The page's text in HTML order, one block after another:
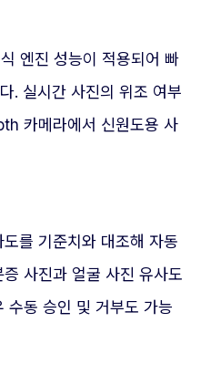
엔진 성능이 적용되어 빠
. 실시간 사진의 위조 여부
카메라에서 신원도용 사
를 기준치와 대조해 자동
사진과 얼굴 사진 유사도
수동 승인 및 거부도 가능